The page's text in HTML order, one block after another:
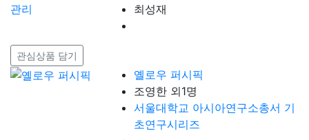
최성재
관심상품 담기
옐로우 퍼시픽
조영한 외1명
서울대학교 아시아연구소총서 기
초연구시리즈